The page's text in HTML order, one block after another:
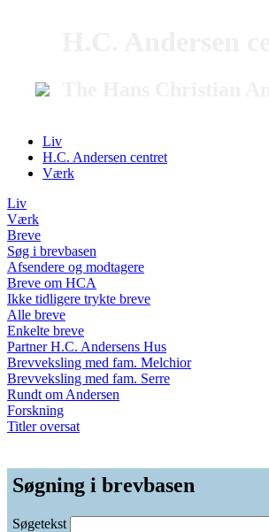
Liv
H.C. Andersen centret
Værk
Liv
Værk
Breve
Søg i brevbasen
Afsendere og modtagere
Breve om HCA
Ikke tidligere trykte breve
Alle breve
Enkelte breve
Partner H.C. Andersens Hus
Brevveksling med fam. Melchior
Brevveksling med fam. Serre
Rundt om Andersen
Forskning
Titler oversat
Søgning i brevbasen
Søgetekst